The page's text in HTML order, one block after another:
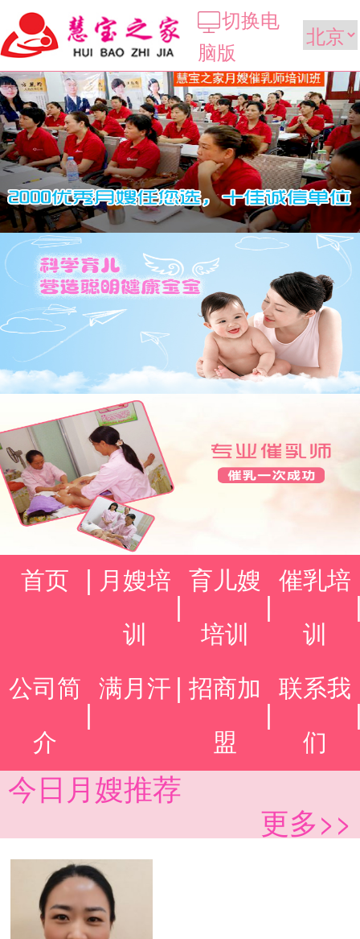
切换电
脑版
首页
月嫂培
训
育儿嫂
培训
催乳培
训
公司简
介
满月汗 招商加
盟
联系我
们
今日月嫂推荐
更多>>